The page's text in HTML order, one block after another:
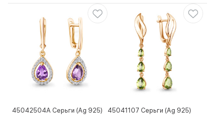
45042504А Серьги (Ag 925) 45041107 Серьги (Ag 925)